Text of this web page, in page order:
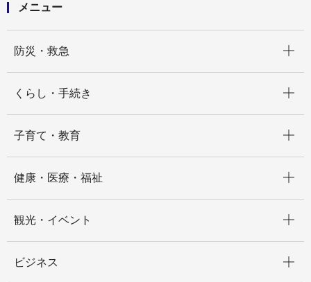
メニュー
防災・救急
くらし・手続き
子育て・教育
健康・医療・福祉
観光・イベント
ビジネス